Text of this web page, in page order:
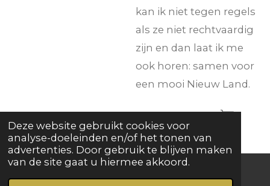
Deze website gebruikt cookies voor
analyse-doeleinden en/of het tonen van
advertenties. Door gebruik te blijven maken
van de site gaat u hiermee akkoord.
kan ik niet tegen regels
als ze niet rechtvaardig
zijn en dan laat ik me
ook horen: samen voor
een mooi Nieuw Land.
In winkelwagen